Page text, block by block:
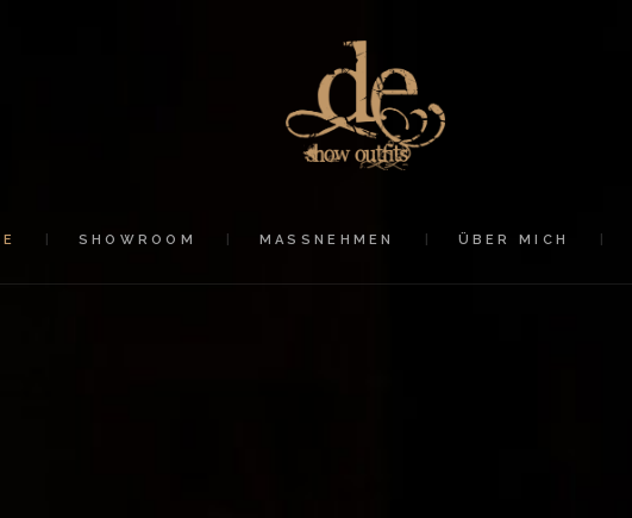
SHOWROOM MASSNEHMEN ÜBER MICH
SHOWROOM
MASSNEHMEN